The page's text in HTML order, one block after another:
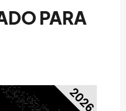
PARA